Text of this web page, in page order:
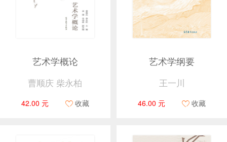
艺术学概论
曹顺庆 柴永柏
42.00 元 收藏
艺术学纲要
王一川
46.00 元 收藏